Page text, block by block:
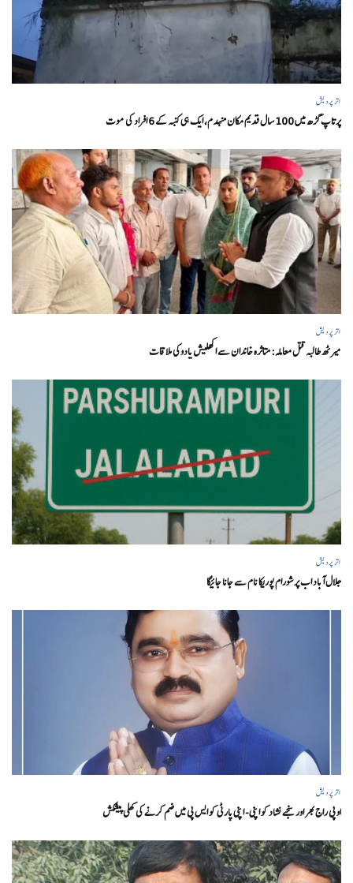
اتر پردیش
پرتاپ گڑھ میں 100 سال قدیم مکان منہدم، ایک ہی کنبہ کے 6 افراد کی موت
اتر پردیش
میرٹھ طالبہ قتل معاملہ: متاثرہ خاندان سے اکھلیش یادوکی ملاقات
اتر پردیش
جلال آباد اب پرشورام پوریکا نام سے جانا جائیگا
اتر پردیش
او پی راج بھر اور سنجے نشاد کو اپنی- اپنی پارٹی کو ایس پی میں ضم کرنے کی کھلی پیشکش